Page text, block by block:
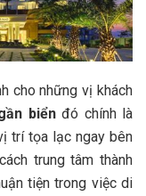
cho những vị khách
biểnđó chính là
trí tọa lạc ngay bên
trung tâm thành
tiện trong việc di